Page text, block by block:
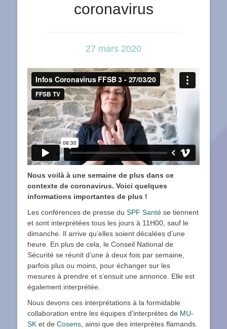
coronavirus
27 mars 2020
Nous voilà à une semaine de plus dans ce
contexte de coronavirus. Voici quelques
informations importantes de plus !
Les conférences de presse du SPF Santé se tiennent
et sont interprétées tous les jours à 11H00, sauf le
dimanche. Il arrive qu’elles soient décalées d’une
heure. En plus de cela, le Conseil National de
Sécurité se réunit d’une à deux fois par semaine,
parfois plus ou moins, pour échanger sur les
mesures à prendre et s’ensuit une annonce. Elle est
également interprétée.
Nous devons ces interprétations à la formidable
collaboration entre les équipes d’interprètes de MU-
SK et de Cosens, ainsi que des interprètes flamands.